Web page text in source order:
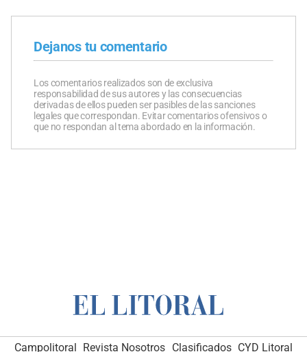
Dejanos tu comentario
Los comentarios realizados son de exclusiva
responsabilidad de sus autores y las consecuencias
derivadas de ellos pueden ser pasibles de las sanciones
legales que correspondan. Evitar comentarios ofensivos o
que no respondan al tema abordado en la información.
Campolitoral Revista Nosotros Clasificados CYD Litoral